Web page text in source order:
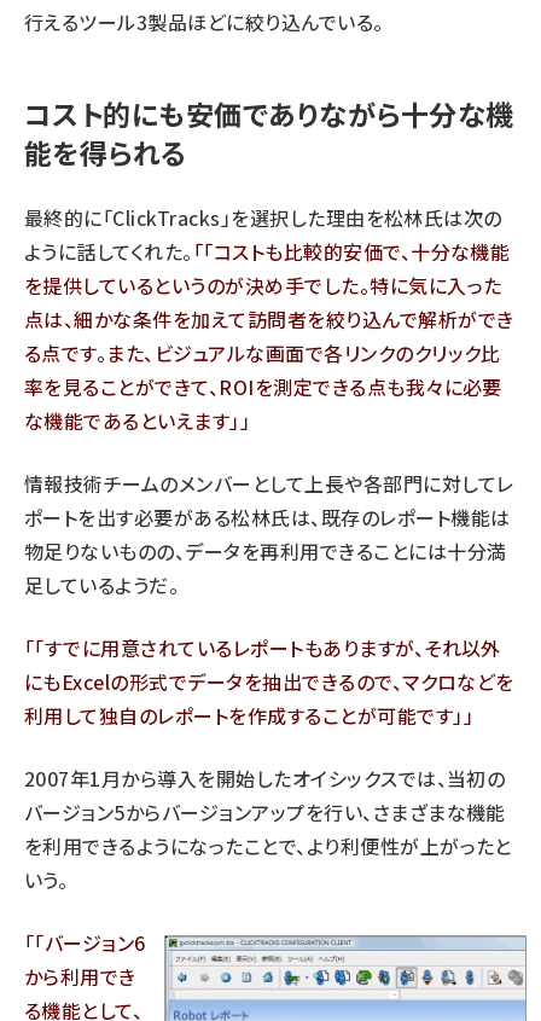
行えるツール3製品ほどに絞り込んでいる。
コスト的にも安価でありながら十分な機
能を得られる
最終的に「ClickTracks」を選択した理由を松林氏は次の
ように話してくれた。 「コストも比較的安価で、十分な機能
を提供しているというのが決め手でした。特に気に入った
点は、細かな条件を加えて訪問者を絞り込んで解析ができ
る点です。また、ビジュアルな画面で各リンクのクリック比
率を見ることができて、ROIを測定できる点も我々に必要
な機能であるといえます」
情報技術チームのメンバーとして上長や各部門に対してレ
ポートを出す必要がある松林氏は、既存のレポート機能は
物足りないものの、データを再利用できることには十分満
足しているようだ。
「すでに用意されているレポートもありますが、それ以外
にもExcelの形式でデータを抽出できるので、マクロなどを
利用して独自のレポートを作成することが可能です」
2007年1月から導入を開始したオイシックスでは、当初の
バージョン5からバージョンアップを行い、さまざまな機能
を利用できるようになったことで、より利便性が上がったと
いう。
「バージョン6
から利用でき
る機能として、